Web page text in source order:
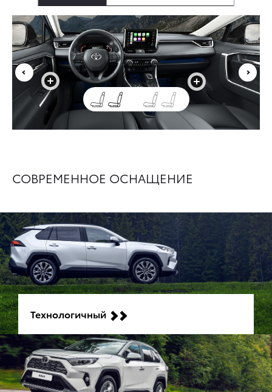
+ +
СОВРЕМЕННОЕ ОСНАЩЕНИЕ
Технологичный